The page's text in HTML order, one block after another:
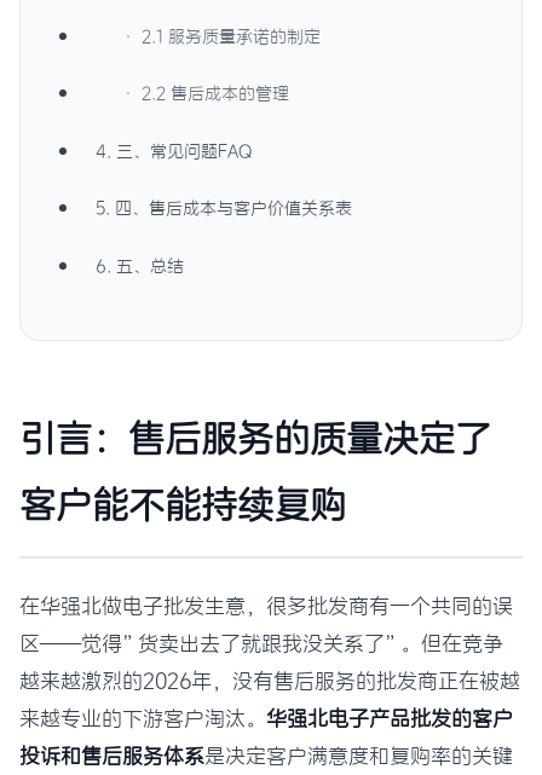
· 2.1 服务质量承诺的制定
· 2.2 售后成本的管理
4. 三、常见问题FAQ
5. 四、售后成本与客户价值关系表
6. 五、总结
引言：售后服务的质量决定了
客户能不能持续复购
在华强北做电子批发生意，很多批发商有一个共同的误
区——觉得”货卖出去了就跟我没关系了”。但在竞争
越来越激烈的2026年，没有售后服务的批发商正在被越
来越专业的下游客户淘汰。 华强北电子产品批发的客户
投诉和售后服务体系是决定客户满意度和复购率的关键